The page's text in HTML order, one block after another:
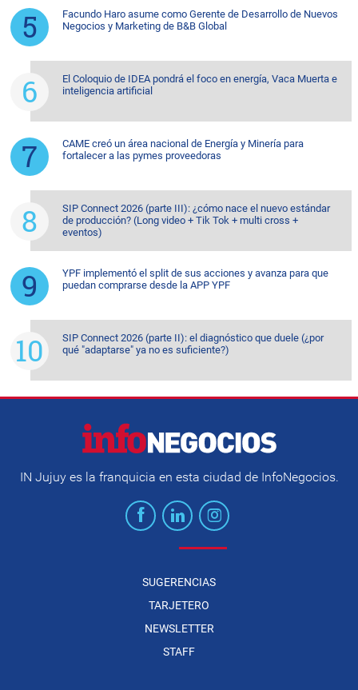
Facundo Haro asume como Gerente de Desarrollo de Nuevos
Negocios y Marketing de B&B Global
El Coloquio de IDEA pondrá el foco en energía, Vaca Muerta e
inteligencia artificial
CAME creó un área nacional de Energía y Minería para
fortalecer a las pymes proveedoras
SIP Connect 2026 (parte III): ¿cómo nace el nuevo estándar
de producción? (Long video + Tik Tok + multi cross +
eventos)
YPF implementó el split de sus acciones y avanza para que
puedan comprarse desde la APP YPF
SIP Connect 2026 (parte II): el diagnóstico que duele (¿por
qué "adaptarse" ya no es suficiente?)
IN Jujuy es la franquicia en esta ciudad de InfoNegocios.
SUGERENCIAS
TARJETERO
NEWSLETTER
STAFF